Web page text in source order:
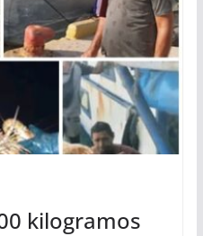
kilogramos